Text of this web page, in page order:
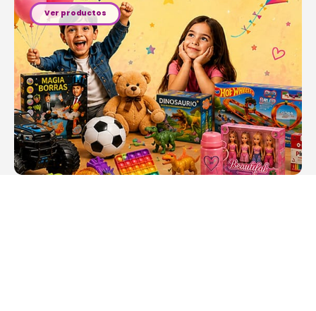
Ver productos